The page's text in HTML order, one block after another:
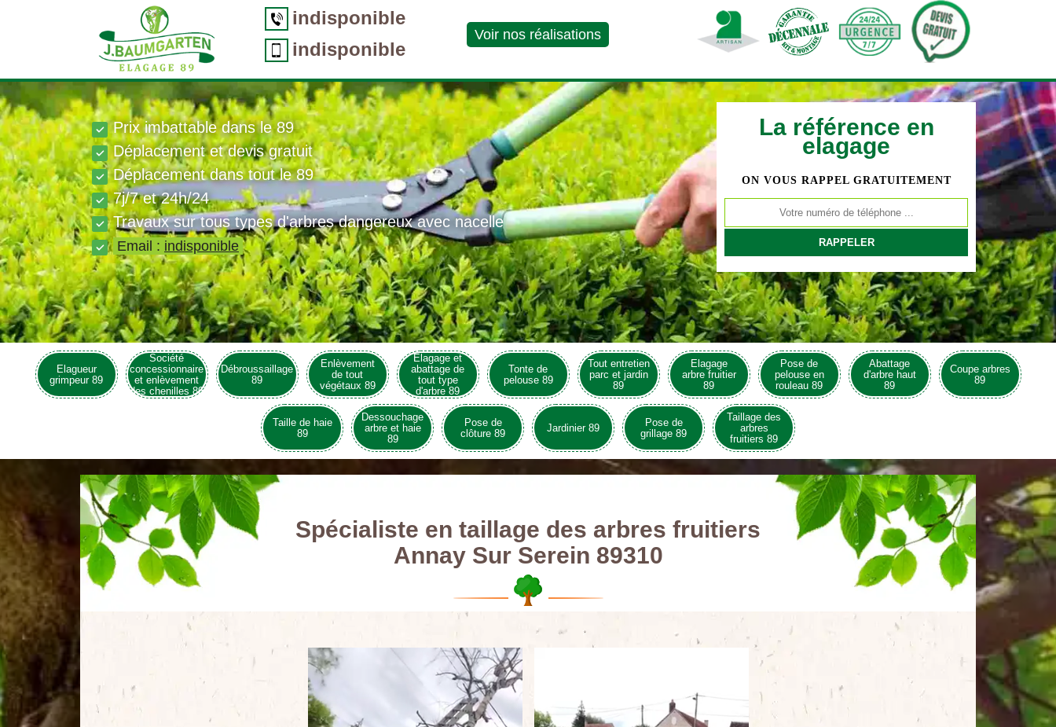
indisponible
indisponible
Voir nos réalisations
La référence en
elagage
ON VOUS RAPPEL GRATUITEMENT
Prix imbattable dans le 89
Déplacement et devis gratuit
Déplacement dans tout le 89
7j/7 et 24h/24
Travaux sur tous types d'arbres dangereux avec nacelle
Email : indisponible
Elagueur
grimpeur 89
Société
concessionnaire
et enlèvement
des chenilles 89
Débroussaillage
89
Enlèvement
de tout
végétaux 89
Elagage et
abattage de
tout type
d'arbre 89
Tonte de
pelouse 89
Tout entretien
parc et jardin
89
Elagage
arbre fruitier
89
Pose de
pelouse en
rouleau 89
Abattage
d'arbre haut
89
Coupe arbres
89
Taille de haie
89
Dessouchage
arbre et haie
89
Pose de
clôture 89
Jardinier 89
Pose de
grillage 89
Taillage des
arbres
fruitiers 89
Spécialiste en taillage des arbres fruitiers
Annay Sur Serein 89310